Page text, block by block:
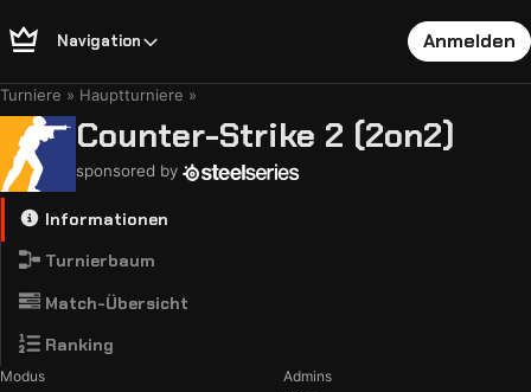
Navigation Anmelden
Turniere Hauptturniere
Counter-Strike 2 (2on2)
sponsored by
Informationen
Turnierbaum
Match-Übersicht
Ranking
Modus Admins